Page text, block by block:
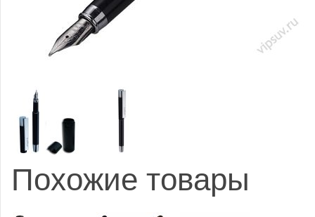
Похожие товары